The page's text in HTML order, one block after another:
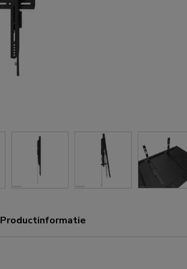
Productinformatie